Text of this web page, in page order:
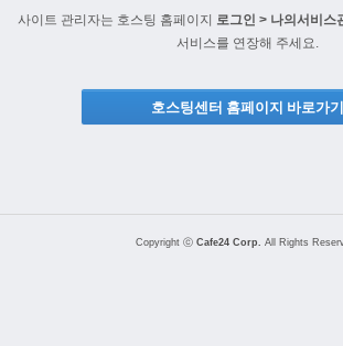
사이트 관리자는 호스팅 홈페이지 로그인 > 나의서비스
서비스를 연장해 주세요.
호스팅센터 홈페이지 바로가기
Copyright ⓒ Cafe24 Corp. All Rights